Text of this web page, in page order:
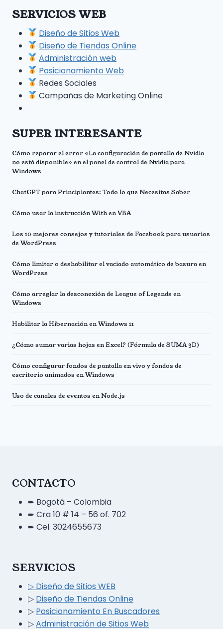
SERVICIOS WEB
Diseño de Sitios Web
Diseño de Tiendas Online
Administración web
Posicionamiento Web
Redes Sociales
Campañas de Marketing Online
SUPER INTERESANTE
Cómo reparar el error «La configuración de pantalla de Nvidia
no está disponible» en el panel de control de Nvidia para
Windows
ChatGPT para Principiantes: Todo lo que Necesitas Saber
Cómo usar la instrucción With en VBA
Los 10 mejores consejos y tutoriales de Facebook para usuarios
de WordPress
Cómo limitar o deshabilitar el vaciado automático de basura en
WordPress
Cómo arreglar la desconexión de League of Legends en
Windows
Habilitar la Hibernación en Windows 11
¿Cómo sumar varias hojas en Excel? (Fórmula de SUMA 3D)
Cómo configurar fondos de pantalla en vivo y fondos de
escritorio animados en Windows
Uso de canales de eventos en Node.js
CONTACTO
➨ Bogotá – Colombia
➨ Cra 10 # 14 – 56 of. 702
➨ Cel. 3024655673
SERVICIOS
▷ Diseño deSitios WEB
▷ Diseño de Tiendas Online
▷ Posicionamiento En Buscadores
▷Administración de Sitios Web